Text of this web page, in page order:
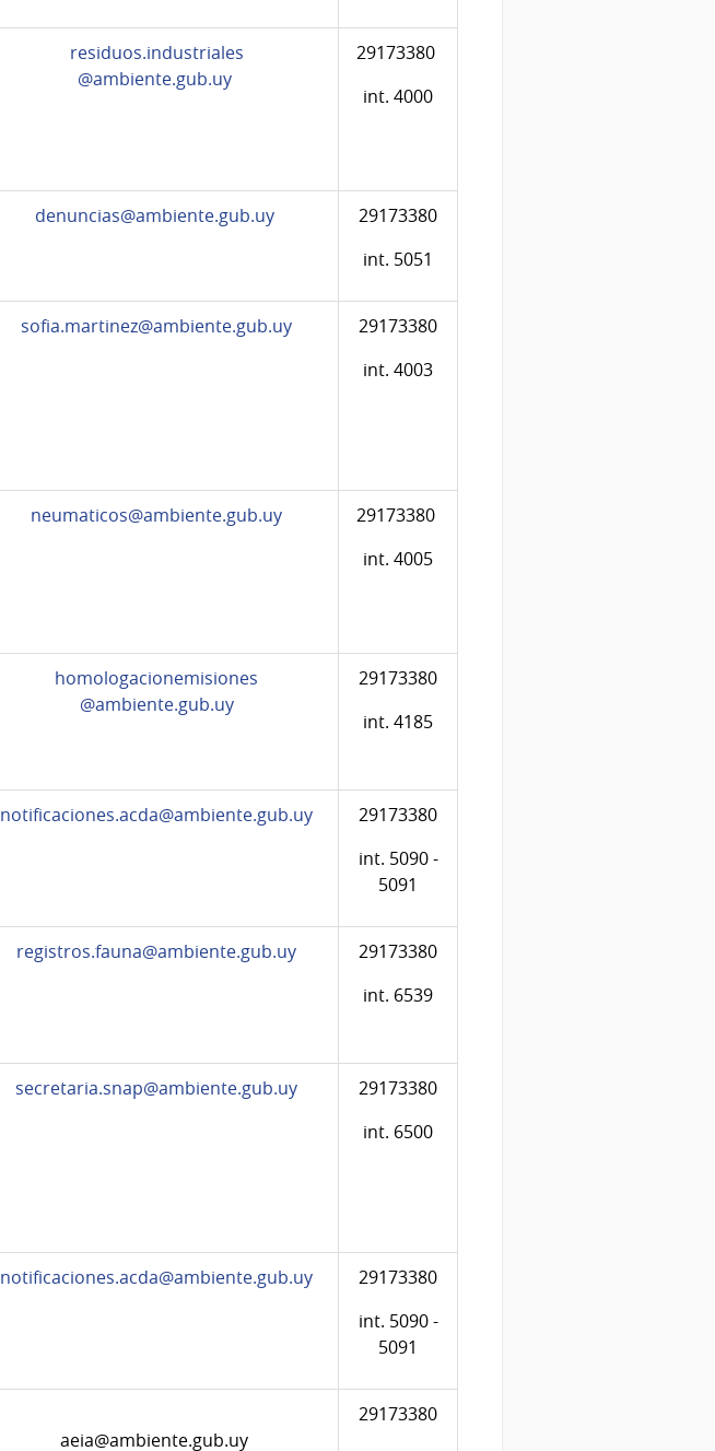
residuos.industriales
@ambiente.gub.uy
29173380
int. 4000
denuncias@ambiente.gub.uy
29173380
int. 5051
sofia.martinez@ambiente.gub.uy
29173380
int. 4003
neumaticos@ambiente.gub.uy
29173380
int. 4005
homologacionemisiones
@ambiente.gub.uy
29173380
int. 4185
notificaciones.acda@ambiente.gub.uy
29173380
int. 5090 -
5091
registros.fauna@ambiente.gub.uy
29173380
int. 6539
secretaria.snap@ambiente.gub.uy
29173380
int. 6500
notificaciones.acda@ambiente.gub.uy
29173380
int. 5090 -
5091
aeia@ambiente.gub.uy
29173380